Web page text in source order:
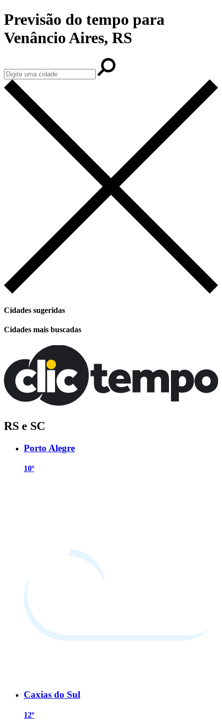
Previsão do tempo para
Venâncio Aires, RS
Cidades sugeridas
Cidades mais buscadas
RS e SC
Porto Alegre
10º
Caxias do Sul
12º